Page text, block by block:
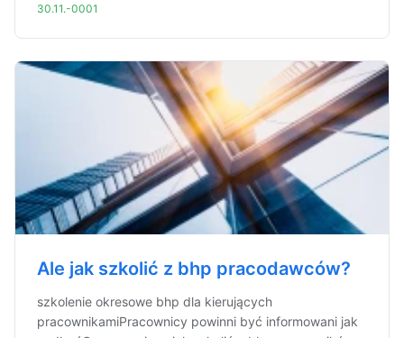
30.11.-0001
Ale jak szkolić z bhp pracodawców?
szkolenie okresowe bhp dla kierujących
pracownikamiPracownicy powinni być informowani jak